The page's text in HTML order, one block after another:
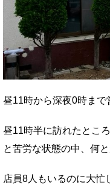
昼11時から深夜0時まで
昼11時半に訪れたとこ
と苦労な状態の中、何
店員8人もいるのに大忙